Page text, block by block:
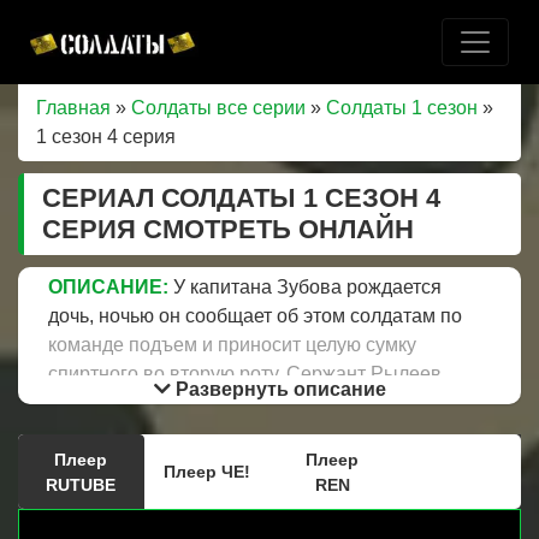
Главная » Солдаты все серии » Солдаты 1 сезон »
1 сезон 4 серия
СЕРИАЛ СОЛДАТЫ 1 СЕЗОН 4
СЕРИЯ СМОТРЕТЬ ОНЛАЙН
ОПИСАНИЕ: У капитана Зубова рождается
дочь, ночью он сообщает об этом солдатам по
команде подъем и приносит целую сумку
спиртного во вторую роту. Сержант Рылеев
готовится праздновать юбилей, двадцать лет,
для этого ему и товарищам предстоит
проникнуть в шкаф к старшине и подменить
тушенку на сгущенку. Благодаря службе
Развернуть описание
Плеер
RUTUBE
Плеер ЧЕ!
Плеер
REN